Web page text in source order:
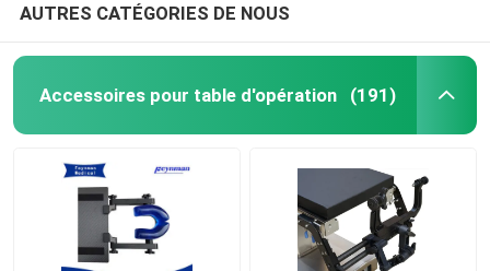
Tableau d'opération électrique
AUTRES CATÉGORIES DE NOUS
Accessoires pour table d'opération (191)